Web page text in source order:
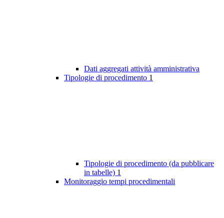
Dati aggregati attività amministrativa
Tipologie di procedimento 1
Tipologie di procedimento (da pubblicare
in tabelle) 1
Monitoraggio tempi procedimentali